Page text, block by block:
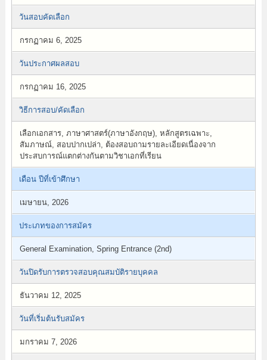
วันสอบคัดเลือก
กรกฏาคม 6, 2025
วันประกาศผลสอบ
กรกฏาคม 16, 2025
วิธีการสอบ/คัดเลือก
เลือกเอกสาร, ภาษาศาสตร์(ภาษาอังกฤษ), หลักสูตรเฉพาะ,
สัมภาษณ์, สอบปากเปล่า, ต้องสอบถามรายละเอียดเนื่องจาก
ประสบการณ์แตกต่างกันตามวิชาเอกที่เรียน
เดือน ปีที่เข้าศึกษา
เมษายน, 2026
ประเภทของการสมัคร
General Examination, Spring Entrance (2nd)
วันปิดรับการตรวจสอบคุณสมบัติรายบุคคล
ธันวาคม 12, 2025
วันที่เริ่มต้นรับสมัคร
มกราคม 7, 2026